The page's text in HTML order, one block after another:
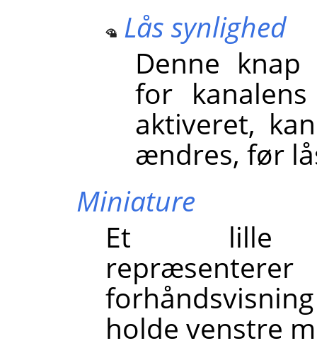
Lås synlighed
Denne
for
aktiveret,
ændres, før
Miniature
Et lille
repræsenterer
holde venstre